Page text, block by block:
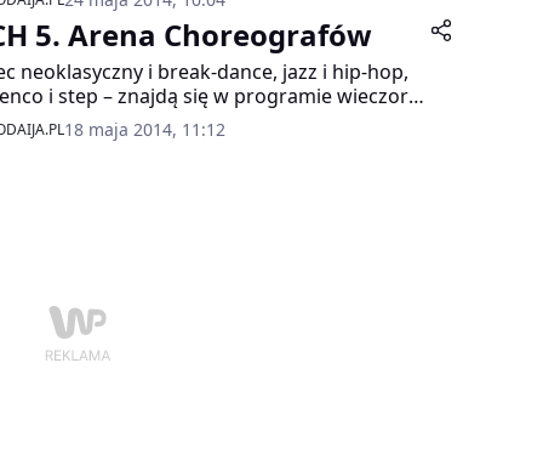
5. Arena Choreografów
neoklasyczny i break-dance, jazz i hip-hop,
i step – znajdą się w programie wieczoru
choreografów. Wystąpią studenci Tańca z
artystycznych i baletowych (Warszawa,
18 maja 2014, 11:12